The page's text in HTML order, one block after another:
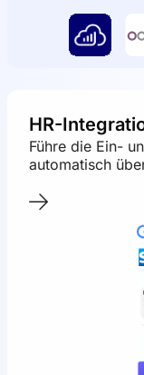
HR-
Führe die Ein-
automatisch